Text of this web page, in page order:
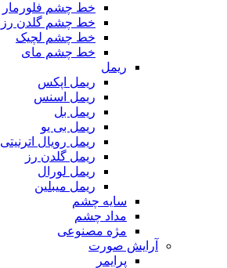
خط چشم فلورمار
خط چشم گلدن رز
خط چشم لچیک
خط چشم مای
ریمل
ریمل اپکس
ریمل اسنس
ریمل بل
ریمل بی یو
ریمل رویال اترنیتی
ریمل گلدن رز
ریمل لورال
ریمل میبلین
سایه چشم
مداد چشم
مژه مصنوعی
آرایش صورت
پرایمر